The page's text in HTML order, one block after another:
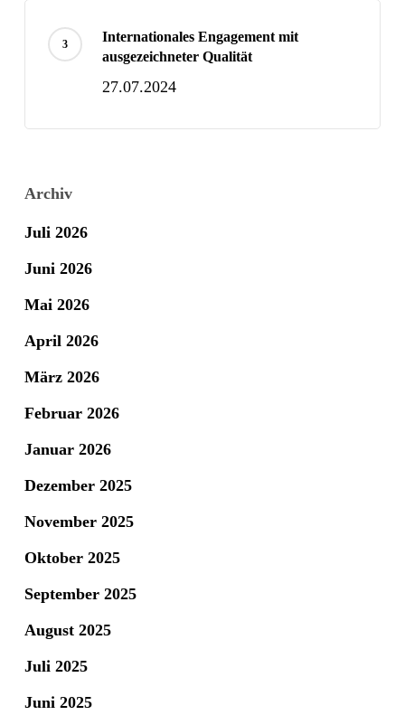
Internationales Engagement mit
ausgezeichneter Qualität
27.07.2024
Archiv
Juli 2026
Juni 2026
Mai 2026
April 2026
März 2026
Februar 2026
Januar 2026
Dezember 2025
November 2025
Oktober 2025
September 2025
August 2025
Juli 2025
Juni 2025